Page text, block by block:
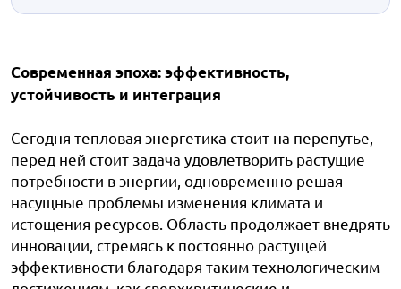
Современная эпоха: эффективность,
устойчивость и интеграция
Сегодня тепловая энергетика стоит на перепутье,
перед ней стоит задача удовлетворить растущие
потребности в энергии, одновременно решая
насущные проблемы изменения климата и
истощения ресурсов. Область продолжает внедрять
инновации, стремясь к постоянно растущей
эффективности благодаря таким технологическим